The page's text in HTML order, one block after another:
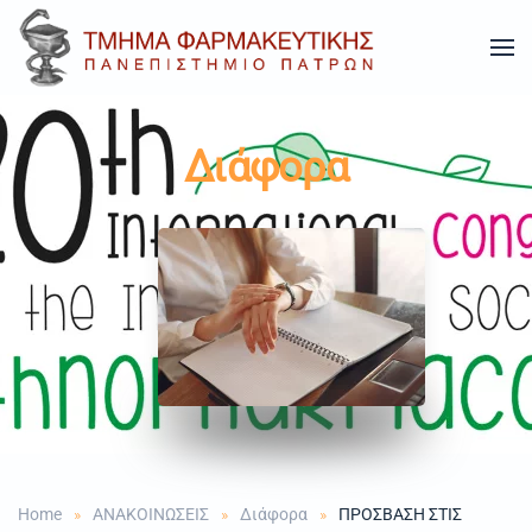
Skip to main content
Διάφορα
Home ΑΝΑΚΟΙΝΩΣΕΙΣ Διάφορα
ΠΡΟΣΒΑΣΗ ΣΤΙΣ